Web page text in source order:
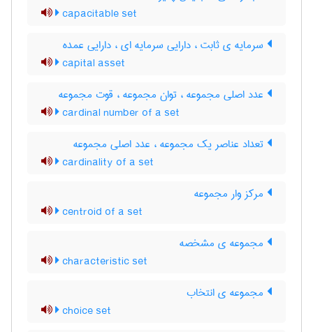
capacitable set
سرمایه ی ثابت ، دارایی سرمایه ای ، دارایی عمده
capital asset
عدد اصلی مجموعه ، توان مجموعه ، قوت مجموعه
cardinal number of a set
تعداد عناصر یک مجموعه ، عدد اصلی مجموعه
cardinality of a set
مرکز وار مجموعه
centroid of a set
مجموعه ی مشخصه
characteristic set
مجموعه ی انتخاب
choice set